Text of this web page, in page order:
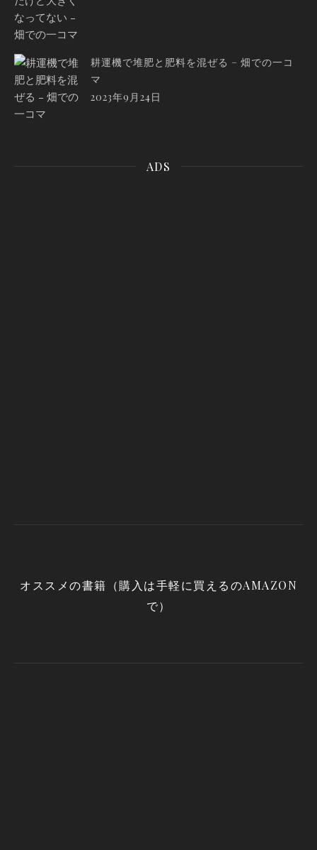
耕運機で堆肥と肥料を混ぜる – 畑での一コ
マ
2023年9月24日
ADS
オススメの書籍（購入は手軽に買えるのAMAZON
で）